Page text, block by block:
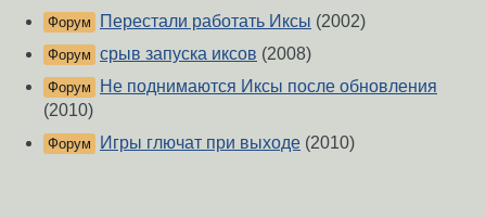
Форум Перестали работать Иксы (2002)
Форум срыв запуска иксов (2008)
Форум
Не поднимаются Иксы после обновления
(2010)
Форум Игры глючат при выходе (2010)